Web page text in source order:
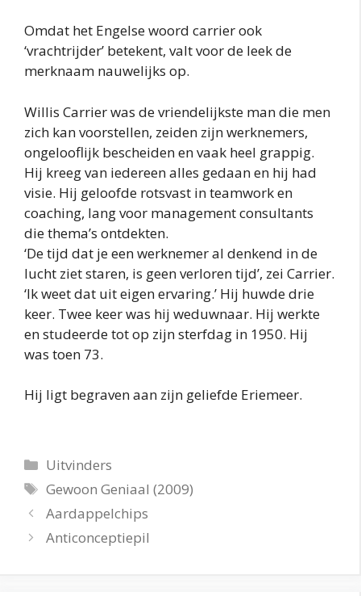
Omdat het Engelse woord carrier ook
‘vrachtrijder’ betekent, valt voor de leek de
merknaam nauwelijks op.
Willis Carrier was de vriendelijkste man die men
zich kan voorstellen, zeiden zijn werknemers,
ongelooflijk bescheiden en vaak heel grappig.
Hij kreeg van iedereen alles gedaan en hij had
visie. Hij geloofde rotsvast in teamwork en
coaching, lang voor management consultants
die thema’s ontdekten.
‘De tijd dat je een werknemer al denkend in de
lucht ziet staren, is geen verloren tijd’, zei Carrier.
‘Ik weet dat uit eigen ervaring.’ Hij huwde drie
keer. Twee keer was hij weduwnaar. Hij werkte
en studeerde tot op zijn sterfdag in 1950. Hij
was toen 73.
Hij ligt begraven aan zijn geliefde Eriemeer.
Categorieën
Uitvinders
Tags
Gewoon Geniaal (2009)
Aardappelchips
Anticonceptiepil